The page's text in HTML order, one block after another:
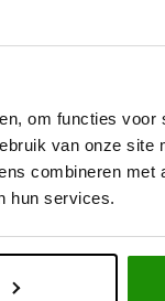
om functies voor
van onze site
combineren met
hun services.
Excl. btw
Incl. btw